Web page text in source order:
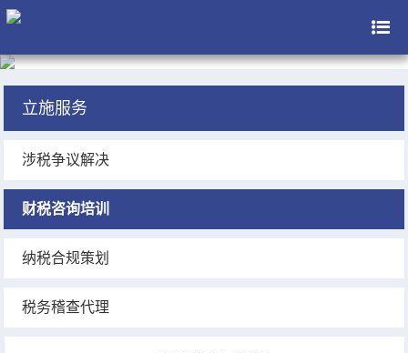
立施服务
涉税争议解决
财税咨询培训
纳税合规策划
税务稽查代理